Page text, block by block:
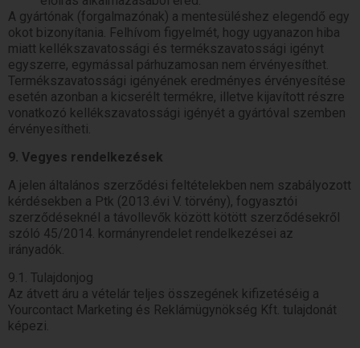
A gyártónak (forgalmazónak) a mentesüléshez elegendő egy
okot bizonyítania. Felhívom figyelmét, hogy ugyanazon hiba
miatt kellékszavatossági és termékszavatossági igényt
egyszerre, egymással párhuzamosan nem érvényesíthet.
Termékszavatossági igényének eredményes érvényesítése
esetén azonban a kicserélt termékre, illetve kijavított részre
vonatkozó kellékszavatossági igényét a gyártóval szemben
érvényesítheti.
9. Vegyes rendelkezések
A jelen általános szerződési feltételekben nem szabályozott
kérdésekben a Ptk (2013.évi V. törvény), fogyasztói
szerződéseknél a távollevők között kötött szerződésekről
szóló 45/2014. kormányrendelet rendelkezései az
irányadók.
9.1. Tulajdonjog
Az átvett áru a vételár teljes összegének kifizetéséig a
Yourcontact Marketing és Reklámügynökség Kft. tulajdonát
képezi.